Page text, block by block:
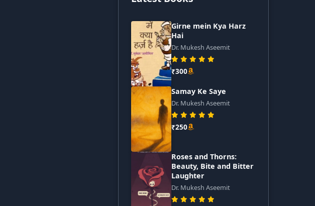
Girne mein Kya Harz
Hai
Dr. Mukesh Aseemit
₹300
Samay Ke Saye
Dr. Mukesh Aseemit
₹250
Roses and Thorns:
Beauty, Bite and Bitter
Laughter
Dr. Mukesh Aseemit